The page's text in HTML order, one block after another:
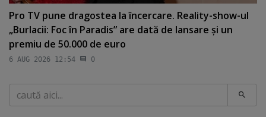
Pro TV pune dragostea la încercare. Reality-show-ul
„Burlacii: Foc în Paradis” are dată de lansare şi un
premiu de 50.000 de euro
6 AUG 2026 12:54 0
Caută